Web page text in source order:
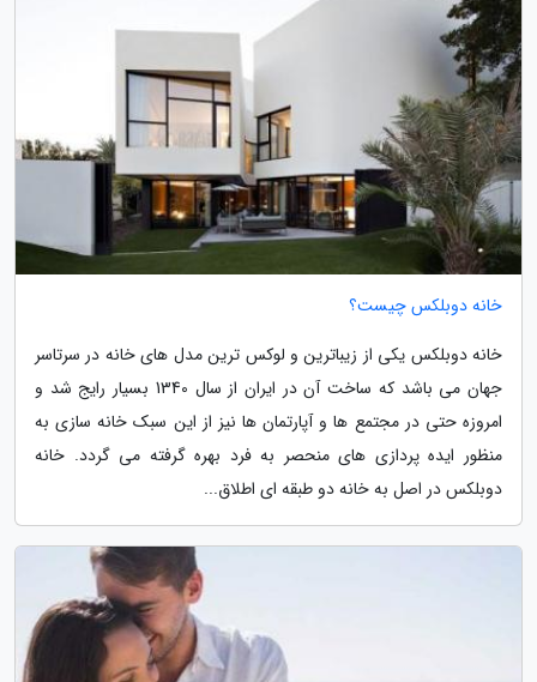
خانه دوبلکس چیست؟
خانه دوبلکس یکی از زیباترین و لوکس ترین مدل های خانه در سرتاسر
جهان می باشد که ساخت آن در ایران از سال 1340 بسیار رایج شد و
امروزه حتی در مجتمع ها و آپارتمان ها نیز از این سبک خانه سازی به
منظور ایده پردازی های منحصر به فرد بهره گرفته می گردد. خانه
دوبلکس در اصل به خانه دو طبقه ای اطلاق...